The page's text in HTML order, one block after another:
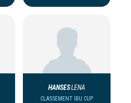
HANSESLENA
CLASSEMENT IBU CUP